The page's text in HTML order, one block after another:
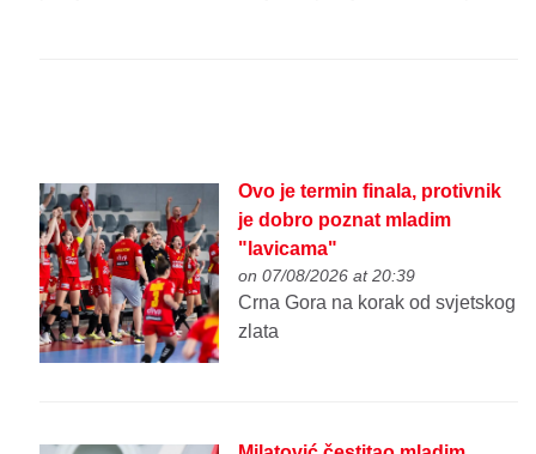
Ovo je termin finala, protivnik
je dobro poznat mladim
"lavicama"
on 07/08/2026 at 20:39
Crna Gora na korak od svjetskog
zlata